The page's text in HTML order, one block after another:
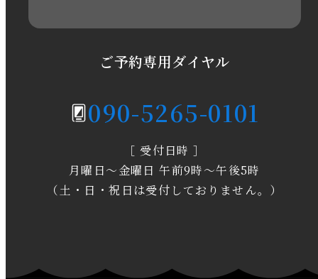
2020年3月
2020年1月
ご予約専用ダイヤル
090-5265-0101
［ 受付日時 ］
月曜日～金曜日 午前9時～午後5時
（土・日・祝日は受付しておりません。）